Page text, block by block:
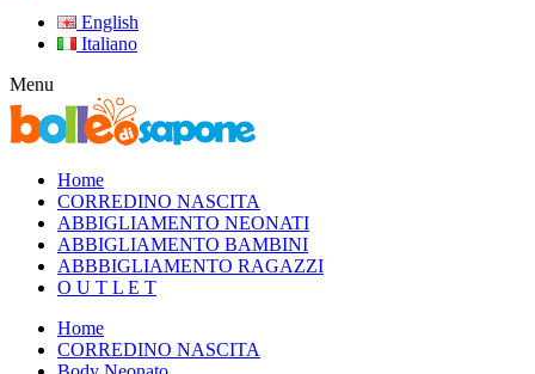
English
Italiano
Menu
Home
CORREDINO NASCITA
ABBIGLIAMENTO NEONATI
ABBIGLIAMENTO BAMBINI
ABBBIGLIAMENTO RAGAZZI
O U T L E T
Home
CORREDINO NASCITA